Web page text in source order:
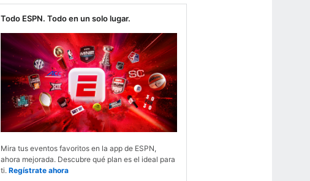
Todo ESPN. Todo en un solo lugar.
Mira tus eventos favoritos en la app de ESPN,
ahora mejorada. Descubre qué plan es el ideal para
ti. Regístrate ahora